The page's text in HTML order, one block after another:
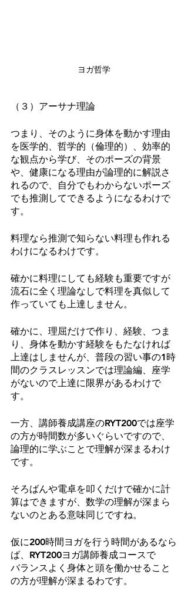
ヨガ哲学
（３）アーサナ理論
つまり、そのように身体を動かす理由
を医学的、哲学的（倫理的）、効率的
な観点から学び、そのポーズの背景
や、健康になる理由が論理的に解説さ
れるので、自分でもわからないポーズ
でも推測してできるようになるわけで
す。
料理なら推測で知らない料理も作れる
わけになるわけです。
確かに料理にしても経験も重要ですが
流石に全く理論なしで料理を真似して
作っていても上達しません。
確かに、理屈だけで作り、経験、つま
り、身体を動かす経験をもたなければ
上達はしませんが、普段の習い事の1時
間のクラスレッスンでは理論編、座学
がないので上達に限界があるわけで
す。
一方、講師養成講座のRYT200では座学
の方が時間数が多いぐらいですので、
論理的に学ぶことで理解が深まるわけ
です。
そろばんや電卓を叩くだけで確かに計
算はできますが、数学の理解が深まら
ないのとある意味同じですね。
仮に200時間ヨガを行う時間があるなら
ば、RYT200ヨガ講師養成コースで
バランスよく身体と頭を働かせること
の方が理解が深まるわです。